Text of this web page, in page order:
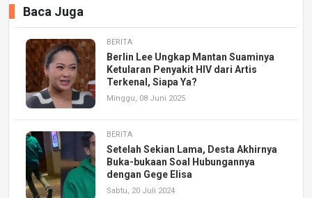
Baca Juga
BERITA
Berlin Lee Ungkap Mantan Suaminya
Ketularan Penyakit HIV dari Artis
Terkenal, Siapa Ya?
Minggu, 08 Juni 2025
BERITA
Setelah Sekian Lama, Desta Akhirnya
Buka-bukaan Soal Hubungannya
dengan Gege Elisa
Sabtu, 20 Juli 2024